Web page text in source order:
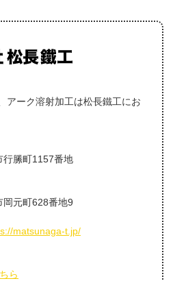
アーク溶射加工は松長鐵工にお
行縢町1157番地
元町628番地9
matsunaga-t.jp/
ら